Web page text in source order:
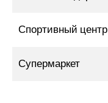
Спортивный центр
Супермаркет